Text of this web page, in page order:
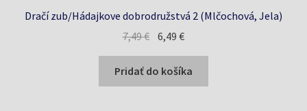
Dračí zub/Hádajkove dobrodružstvá 2 (Mlčochová, Jela)
7,49€ Pôvodná
cena
bola:
7,49 €.
6,49€Aktuálna
cena
je:
6,49 €.
Pridať do košíka